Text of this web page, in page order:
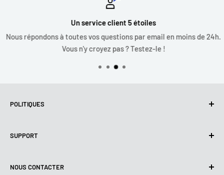
Un service client 5 étoiles
Nous répondons à toutes vos questions par email en moins de 24h.
Vous n'y croyez pas ? Testez-le !
POLITIQUES
Utilisation de cookies (RGPD)
Politique de livraison
SUPPORT
Nous contacter
NOUS CONTACTER